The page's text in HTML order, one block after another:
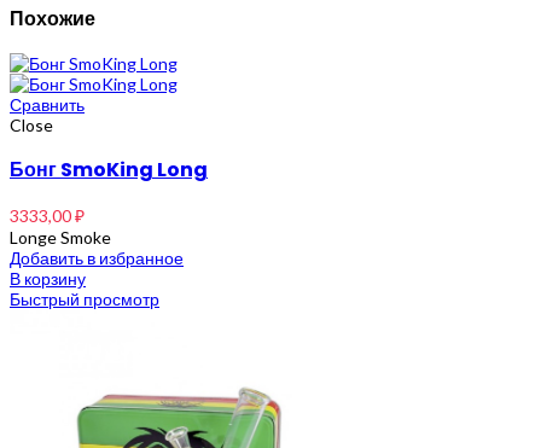
Похожие
Сравнить
Close
Бонг SmoKing Long
3333,00₽
Longe Smoke
Добавить в избранное
В корзину
Быстрый просмотр